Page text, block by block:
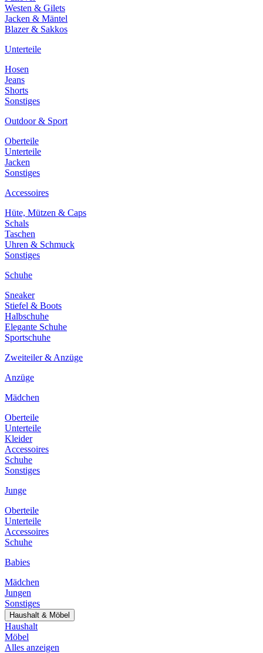
Westen & Gilets
Jacken & Mäntel
Blazer & Sakkos
Unterteile
Hosen
Jeans
Shorts
Sonstiges
Outdoor & Sport
Oberteile
Unterteile
Jacken
Sonstiges
Accessoires
Hüte, Mützen & Caps
Schals
Taschen
Uhren & Schmuck
Sonstiges
Schuhe
Sneaker
Stiefel & Boots
Halbschuhe
Elegante Schuhe
Sportschuhe
Zweiteiler & Anzüge
Anzüge
Mädchen
Oberteile
Unterteile
Kleider
Accessoires
Schuhe
Sonstiges
Junge
Oberteile
Unterteile
Accessoires
Schuhe
Babies
Mädchen
Jungen
Sonstiges
Haushalt & Möbel
Haushalt
Möbel
Alles anzeigen